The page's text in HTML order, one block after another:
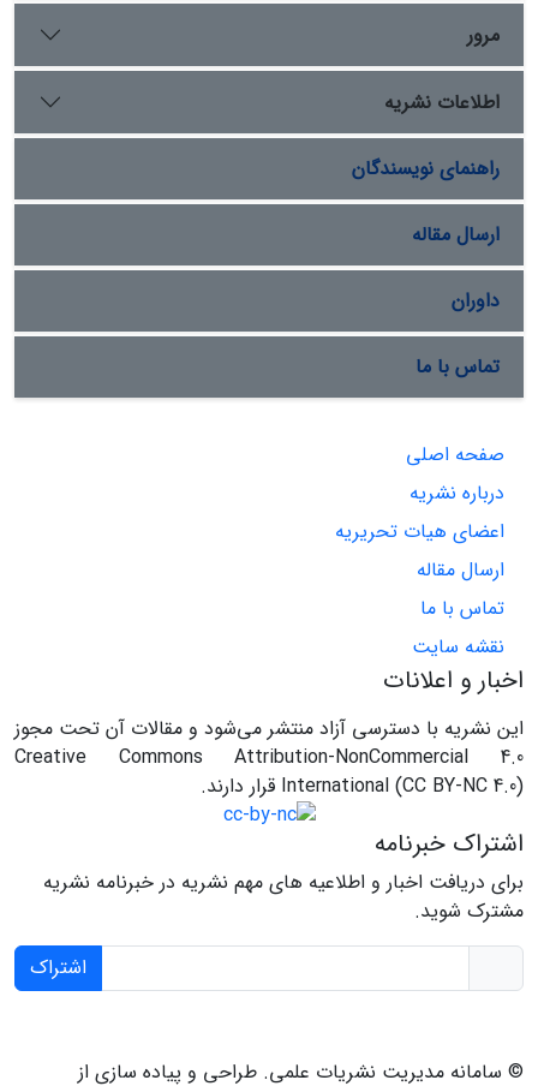
مرور
اطلاعات نشریه
راهنمای نویسندگان
ارسال مقاله
داوران
تماس با ما
صفحه اصلی
درباره نشریه
اعضای هیات تحریریه
ارسال مقاله
تماس با ما
نقشه سایت
اخبار و اعلانات
این نشریه با دسترسی آزاد منتشر می‌شود و مقالات آن تحت مجوز
Creative Commons Attribution-NonCommercial 4.0
International (CC BY-NC 4.0) قرار دارند.
اشتراک خبرنامه
برای دریافت اخبار و اطلاعیه های مهم نشریه در خبرنامه نشریه
مشترک شوید.
اشتراک
© سامانه مدیریت نشریات علمی. طراحی و پیاده سازی از